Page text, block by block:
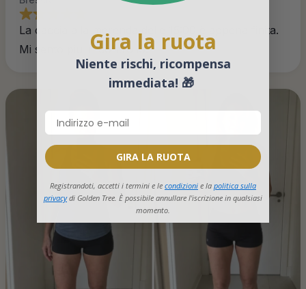
La caccia alla merenda delle 15:00 è appena finita.
Mi sento più in controllo.Gira la ruota
Niente rischi, ricompensa
immediata! 🎁
GIRA LA RUOTA
Registrandoti, accetti i termini e le condizioni e la politica sulla
privacy di Golden Tree. È possibile annullare l'iscrizione in qualsiasi
momento.